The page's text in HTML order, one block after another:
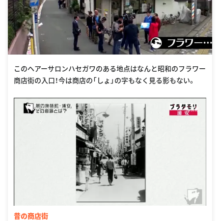
このヘアーサロンハセガワのある地点はなんと昭和のフラワー
商店街の入口！今は商店の「しょ」の字もなく見る影もない。
昔の商店街